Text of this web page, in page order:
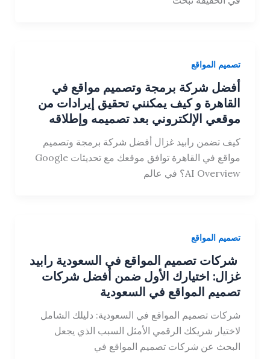
تصميم المواقع
أفضل شركة برمجة وتصميم مواقع في
القاهرة و كيف يمكنني تحقيق إيرادات من
موقعي الإلكتروني بعد تصميمه وإطلاقه
كيف تضمن رابيد غزال أفضل شركة برمجة وتصميم
مواقع في القاهرة توافق موقعك مع تحديثات Google
AI Overview؟ في عالم
تصميم المواقع
شركات تصميم المواقع في السعودية رابيد
غزال: اختيارك الأول ضمن أفضل شركات
تصميم المواقع في السعودية
شركات تصميم المواقع في السعودية: دليلك الشامل
لاختيار شريكك الرقمي الأمثل السبب الذي يجعل
البحث عن شركات تصميم المواقع في